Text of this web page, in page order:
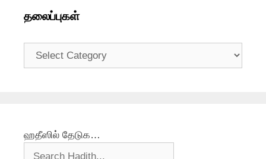
தலைப்புகள்
தலைப்புகள்
ஹதீஸில் தேடுக…